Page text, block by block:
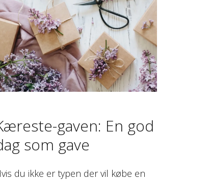
gaven: En god
som gave
du ikke er typen der vil købe en